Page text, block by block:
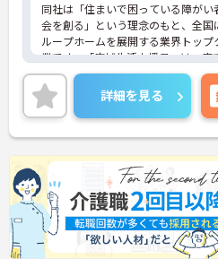
同社は「住まいで困っている障がい
会を創る」という理念のもと、全
ループホームを展開する業界トップ
業です。「広域生活支援員」は、車
数施設を横断的に担当し、現場支援
フのサポートを行うハイクラスなポ
最新設備とバリアフリーが完備され
体的負担が少なく、広域手当5万円
とで高い給与水準を実現しています
日の確保や、献立・レシピの完全標
効率化など、ワークライフバランス
年70歳まで長期的に活躍できる制
います。複数施設を経験することで
メント視点は、将来的なエリアマネ
ャリアアップにも直結しており、最
性を発揮したいプロフェッショナ
詳細を見る